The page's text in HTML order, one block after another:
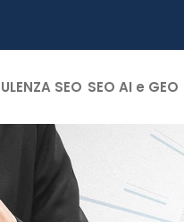
SEO SEO AI e GEO